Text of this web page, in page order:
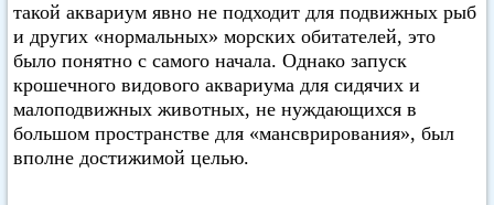
такой аквариум явно не подходит для подвижных рыб
и других «нормальных» морских обитателей, это
было понятно с самого начала. Однако запуск
крошечного видового аквариума для сидячих и
малоподвижных животных, не нуждающихся в
большом пространстве для «мансврирования», был
вполне достижимой целью.